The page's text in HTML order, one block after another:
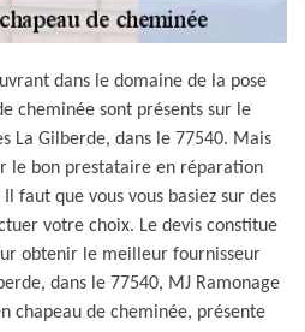
dans le domaine de la pose
cheminée sont présents sur le
La Gilberde, dans le 77540. Mais
le bon prestataire en réparation
faut que vous vous basiez sur des
votre choix. Le devis constitue
obtenir le meilleur fournisseur
dans le 77540, MJ Ramonage
chapeau de cheminée, présente